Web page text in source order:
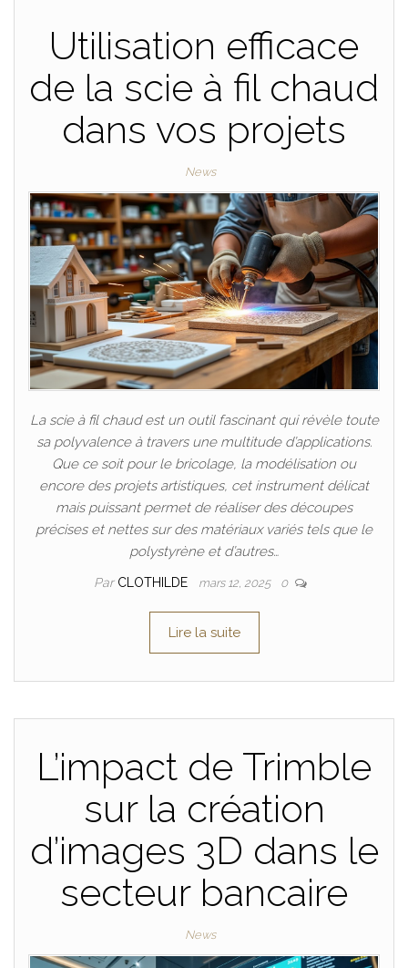
Utilisation efficace
de la scie à fil chaud
dans vos projets
News
La scie à fil chaud est un outil fascinant qui révèle toute
sa polyvalence à travers une multitude d’applications.
Que ce soit pour le bricolage, la modélisation ou
encore des projets artistiques, cet instrument délicat
mais puissant permet de réaliser des découpes
précises et nettes sur des matériaux variés tels que le
polystyrène et d’autres…
Par CLOTHILDE mars 12, 2025 0
Lire la suite
L’impact de Trimble
sur la création
d’images 3D dans le
secteur bancaire
News